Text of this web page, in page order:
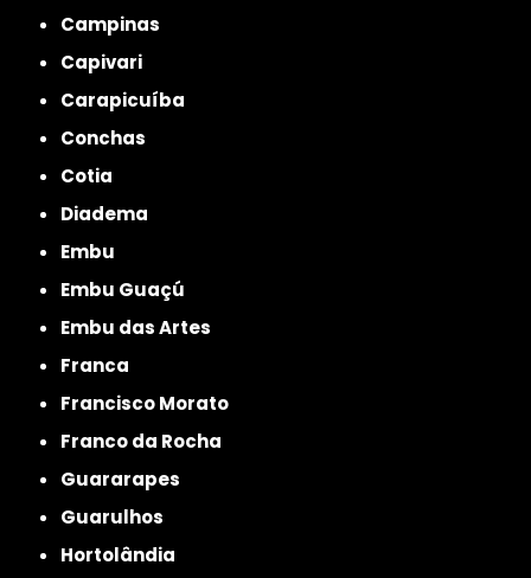
Campinas
Capivari
Carapicuíba
Conchas
Cotia
Diadema
Embu
Embu Guaçú
Embu das Artes
Franca
Francisco Morato
Franco da Rocha
Guararapes
Guarulhos
Hortolândia